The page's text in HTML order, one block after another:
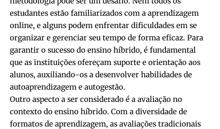
estudantes estão familiarizados com a aprendizagem
online, e alguns podem enfrentar dificuldades em se
organizar e gerenciar seu tempo de forma eficaz. Para
garantir o sucesso do ensino híbrido, é fundamental
que as instituições ofereçam suporte e orientação aos
alunos, auxiliando-os a desenvolver habilidades de
autoaprendizagem e autogestão.
Outro aspecto a ser considerado é a avaliação no
contexto do ensino híbrido. Com a diversidade de
formatos de aprendizagem, as avaliações tradicionais